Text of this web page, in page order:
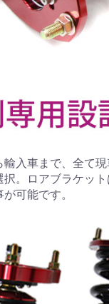
入車まで、全て
。ロアブラケッ
可能です。